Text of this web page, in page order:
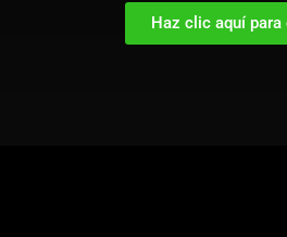
Haz clic aquí